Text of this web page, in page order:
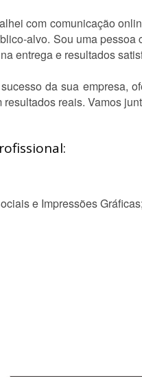
com comunicação
alvo. Sou uma
entrega e resultados
da sua empresa,
reais. Vamos
e Impressões Gráficas;